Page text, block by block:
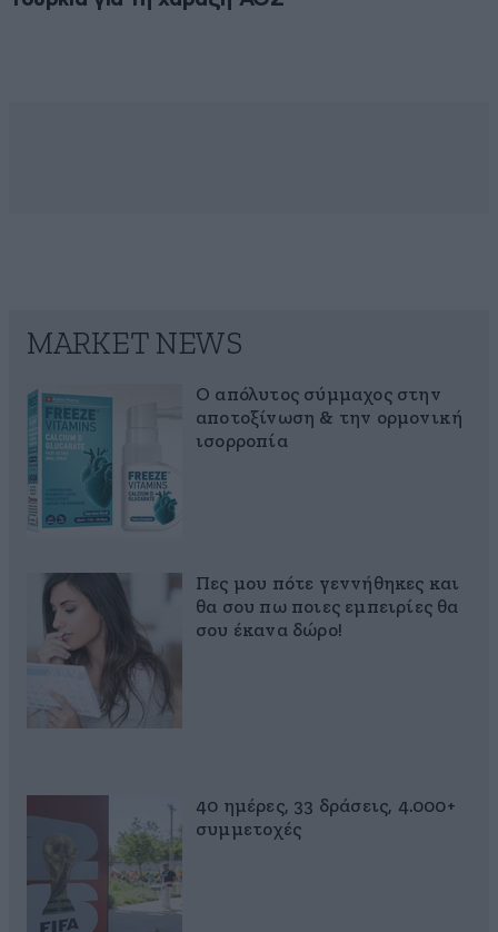
MARKET NEWS
Ο απόλυτος σύμμαχος στην
αποτοξίνωση & την ορμονική
ισορροπία
Πες μου πότε γεννήθηκες και
θα σου πω ποιες εμπειρίες θα
σου έκανα δώρο!
40 ημέρες, 33 δράσεις, 4.000+
συμμετοχές